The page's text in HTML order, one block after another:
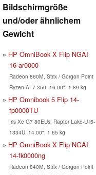
Bildschirmgröße
und/oder ähnlichem
Gewicht
HP OmniBook X Flip NGAI
16-ar0000
Radeon 860M, Strix / Gorgon Point
Ryzen AI 7 350, 16.00", 1.89 kg
HP Omnibook 5 Flip 14-
fp0000TU
Iris Xe G7 80EUs, Raptor Lake-U i5-
1334U, 14.00", 1.65 kg
HP OmniBook X Flip NGAI
14-fk0000ng
Radeon 840M, Strix / Gorgon Point